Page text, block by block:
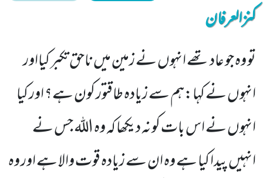
کنزالعرفان
تو وہ جو عاد تھے انہوں نے زمین میں ناحق تکبر کیااور
انہوں نے کہا:ہم سے زیادہ طاقتور کون ہے؟ اور کیا
انہوں نے اس بات کو نہ دیکھا کہ وہ اللہ جس نے
انہیں پیدا کیا ہے وہ ان سے زیادہ قوت والا ہے اور وہ